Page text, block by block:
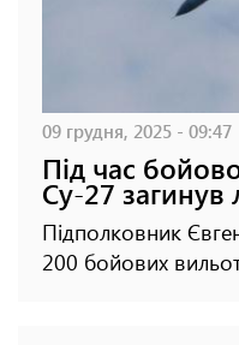
09 грудня, 2025 - 09:47
Під час
Су-27 загинув
Підполковник
200 бойових